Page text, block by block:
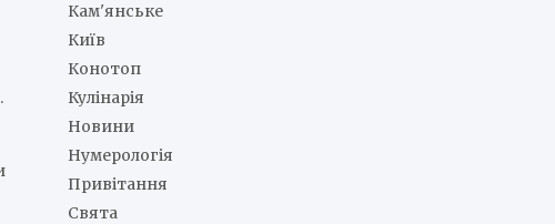
Кам'янське
Київ
Конотоп
Кулінарія
Новини
Нумерологія
Привітання
Свята